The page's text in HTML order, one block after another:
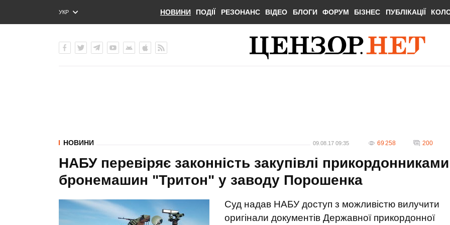
УКР
ENG
НОВИНИ ПОДІЇ РЕЗОНАНС ВІДЕО БЛОГИ ФОРУМ БІЗНЕС ПУБЛІКАЦІЇ
НОВИНИ 09.08.17 09:35 69 258 200
НАБУ перевіряє законність закупівлі прикордонниками
бронемашин "Тритон" у заводу Порошенка
Суд надав НАБУ доступ з можливістю вилучити
оригінали документів Державної прикордонної